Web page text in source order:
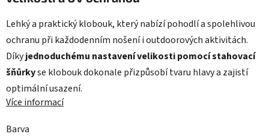
Lehký a praktický klobouk, který nabízí pohodlí a spolehlivou
ochranu při každodenním nošení i outdoorových aktivitách.
Díkyjednoduchému nastavení velikosti pomocí stahovací
šňůrkyse klobouk dokonale přizpůsobí tvaru hlavy a zajistí
optimální usazení.
Více informací
Barva